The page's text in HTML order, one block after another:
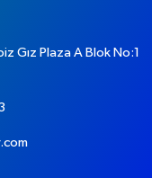
Gız Plaza A Blok No:1